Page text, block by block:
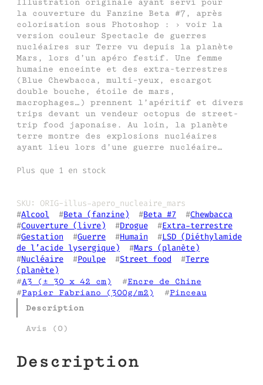
la couverture du Fanzine Beta #7, après
colorisation sous Photoshop : › voir la
version couleur Spectacle de guerres
nucléaires sur Terre vu depuis la planète
Mars, lors d’un apéro festif. Une femme
humaine enceinte et des extra-terrestres
(Blue Chewbacca, multi-yeux, escargot
double bouche, étoile de mars,
macrophages…) prennent l’apéritif et divers
trips devant un vendeur octopus de street-
trip food japonaise. Au loin, la planète
terre montre des explosions nucléaires
ayant lieu lors d’une guerre nucléaire…
Plus que 1 en stock
SKU:
ORIG-illus-apero_nucleaire_mars
#Alcool
  #
Beta (fanzine)
  #
Beta #7
  #
Chewbacca
#Couverture (livre)
  #
Drogue
  #
Extra-terrestre
#Gestation
  #
Guerre
  #
Humain
  #
LSD (Diéthylamide
de l’acide lysergique)
  #
Mars (planète)
#Nucléaire
  #
Poulpe
  #
Street food
  #
Terre
(planète)
#A3 (± 30 x 42 cm)
  #
Encre de Chine
#Papier Fabriano (300g/m2)
  #
Pinceau
Description
Avis (0)
Description